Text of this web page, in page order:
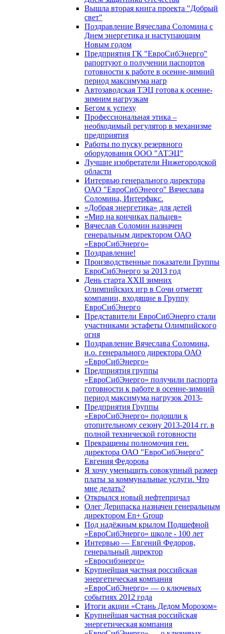
Вышла вторая книга проекта "Добрый
свет"
Поздравление Вячеслава Соломина с
Днем энергетика и наступающим
Новым годом
Предприятия ГК "ЕвроСибЭнерго"
рапортуют о получении паспортов
готовности к работе в осенне-зимний
период максимума нагр
Автозаводская ТЭЦ готова к осенне-
зимним нагрузкам
Бегом к успеху
Профессиональная этика –
необходимый регулятор в механизме
предприятия
Работы по пуску резервного
оборудования ООО "АТЭЦ"
Лучшие изобретатели Нижегородской
области
Интервью генерального директора
ОАО "ЕвроСибЭнеого" Вячеслава
Соломина, Интерфакс.
«Добрая энергетика» для детей
«Мир на кончиках пальцев»
Вячеслав Соломин назначен
генеральным директором ОАО
«ЕвроСибЭнерго»
Поздравление!
Производственные показатели Группы
ЕвроСибЭнерго за 2013 год
День старта XXII зимних
Олимпийских игр в Сочи отметят
компании, входящие в Группу
ЕвроСибЭнерго
Представители ЕвроСибЭнерго стали
участниками эстафеты Олимпийского
огня
Поздравление Вячеслава Соломина,
и.о. генерального директора ОАО
«ЕвроСибЭнерго»
Предприятия группы
«ЕвроСибЭнерго» получили паспорта
готовности к работе в осенне-зимний
период максимума нагрузок 2013-
Предприятия Группы
«ЕвроСибЭнерго» подошли к
отопительному сезону 2013-2014 гг. в
полной технической готовности
Прекращены полномочия ген.
директора ОАО "ЕвроСибЭнерго"
Евгения Федорова
Я хочу уменьшить совокупный размер
платы за коммунальные услуги. Что
мне делать?
Открылся новый нефтепричал
Олег Дерипаска назначен генеральным
директором En+ Group
Под надёжным крылом Подшефной
«ЕвроСибЭнерго» школе - 100 лет
Интервью — Евгений Федоров,
генеральный директор
«Евросибэнерго»
Крупнейшая частная российская
энергетическая компания
«ЕвроСибЭнерго» — о ключевых
событиях 2012 года
Итоги акции «Стань Дедом Морозом»
Крупнейшая частная российская
энергетическая компания